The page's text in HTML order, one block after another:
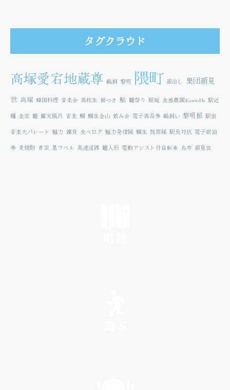
タグクラウド
高塚愛宕地蔵尊 鵜飼 黎明 隈町 顔出し 集団顔見
世 高塚 韓国料理 音楽会 高校生 餅つき 鮎 雛祭り 順延 食感農園KazetoNe 駅近
麺 食堂 雛 露天風呂 音楽 鯛 鯛生金山 飲み会 電子商品券 鵜飼い 黎明館 駅前
音楽大パレード 魅力 雑貨 食べログ 魅力発信隊 鯛生 鼓笛隊 駅長対抗 電子宿泊
券 麦焼酎 青空 黒ラベル 高速道路 雛人形 電動アシスト付自転車 鳥市 顔見世